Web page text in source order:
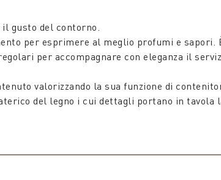
gusto del contorno.
per esprimere al meglio profumi e
per accompagnare con eleganza il
valorizzando la sua funzione di
del legno i cui dettagli portano in tavola